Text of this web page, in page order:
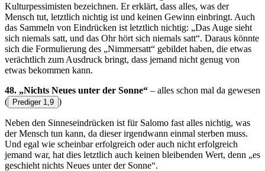
Kulturpessimisten bezeichnen. Er erklärt, dass alles, was der
Mensch tut, letztlich nichtig ist und keinen Gewinn einbringt. Auch
das Sammeln von Eindrücken ist letztlich nichtig: „Das Auge sieht
sich niemals satt, und das Ohr hört sich niemals satt“. Daraus könnte
sich die Formulierung des „Nimmersatt“ gebildet haben, die etwas
verächtlich zum Ausdruck bringt, dass jemand nicht genug von
etwas bekommen kann.
48. „Nichts Neues unter der Sonne“ – alles schon mal da gewesen
( Prediger 1,9 )
Neben den Sinneseindrücken ist für Salomo fast alles nichtig, was
der Mensch tun kann, da dieser irgendwann einmal sterben muss.
Und egal wie scheinbar erfolgreich oder auch nicht erfolgreich
jemand war, hat dies letztlich auch keinen bleibenden Wert, denn „es
geschieht nichts Neues unter der Sonne“.